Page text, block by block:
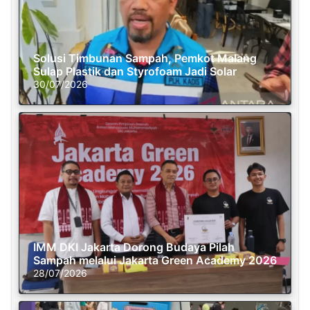
Solusi Timbunan Sampah, Pemkot Malang
Sulap Plastik dan Styrofoam Jadi Solar
30/07/2026
IMM DKI Jakarta Dorong Budaya Pilah
Sampah melalui Jakarta Green Academy 2026
28/07/2026